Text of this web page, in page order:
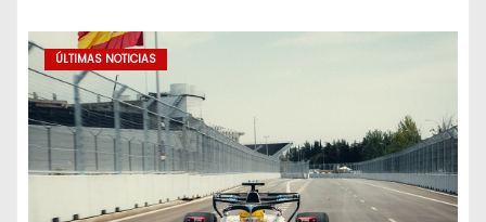
ÚLTIMAS NOTICIAS